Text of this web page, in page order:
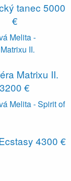
tanec 5000
€
Matrixu II.
3200 €
4300 €